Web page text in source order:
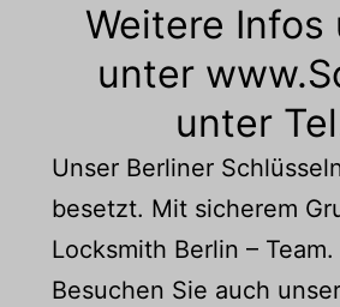
Weitere
unter
unter
Unser Berliner
besetzt. Mit sicherem
Locksmith Berlin – Team.
Besuchen Sie auch